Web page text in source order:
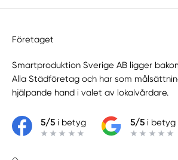
Företaget
Smartproduktion Sverige AB ligger
Alla Städföretag och har som
hjälpande hand i valet av lokalvårdare.
5/5i betyg 5/5i betyg